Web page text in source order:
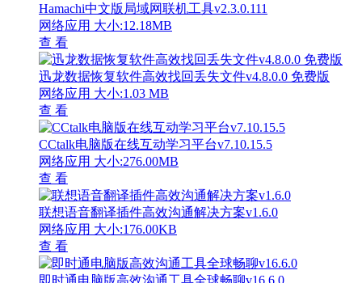
Hamachi中文版局域网联机工具v2.3.0.111
网络应用 大小:12.18MB
查 看
迅龙数据恢复软件高效找回丢失文件v4.8.0.0 免费版
网络应用 大小:1.03 MB
查 看
CCtalk电脑版在线互动学习平台v7.10.15.5
网络应用 大小:276.00MB
查 看
联想语音翻译插件高效沟通解决方案v1.6.0
网络应用 大小:176.00KB
查 看
即时通电脑版高效沟通工具全球畅聊v16.6.0